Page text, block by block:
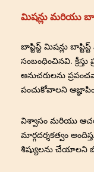
మిషన్లు మరియు
బాప్టిస్ట్ మిషన్లు
సంబంధించినవి.
అనుచరులను
పంచుకోవాలని
విశ్వాసం మరియు
మార్గదర్శకత్వం
శిష్యులను చేయాలని